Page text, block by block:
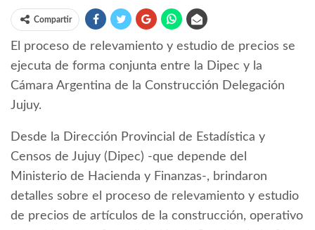
Compartir
El proceso de relevamiento y estudio de precios se
ejecuta de forma conjunta entre la Dipec y la
Cámara Argentina de la Construcción Delegación
Jujuy.
Desde la Dirección Provincial de Estadística y
Censos de Jujuy (Dipec) -que depende del
Ministerio de Hacienda y Finanzas-, brindaron
detalles sobre el proceso de relevamiento y estudio
de precios de artículos de la construcción, operativo